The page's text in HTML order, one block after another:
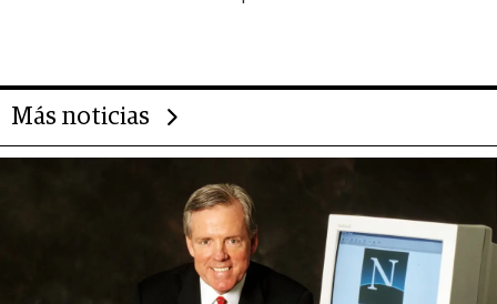
Más noticias